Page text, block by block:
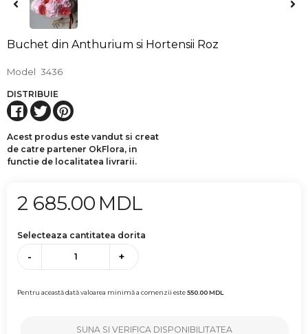
Buchet din Anthurium si Hortensii Roz
Model 3436
DISTRIBUIE
Acest produs este vandut si creat
de catre partener OkFlora, in
functie de localitatea livrarii.
2 685.00 MDL
Selecteaza cantitatea dorita
- +
Pentru această dată valoarea minimă a comenzii este550.00MDL
SUNA SI VERIFICA DISPONIBILITATEA